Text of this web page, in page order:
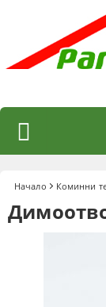
Начало Коминни